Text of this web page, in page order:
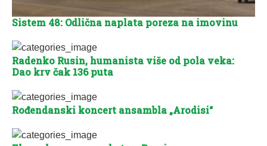
Sistem 48: Odlična naplata poreza na imovinu
Radenko Rusin, humanista više od pola veka:
Dao krv čak 136 puta
Rođendanski koncert ansambla „Arodisi“